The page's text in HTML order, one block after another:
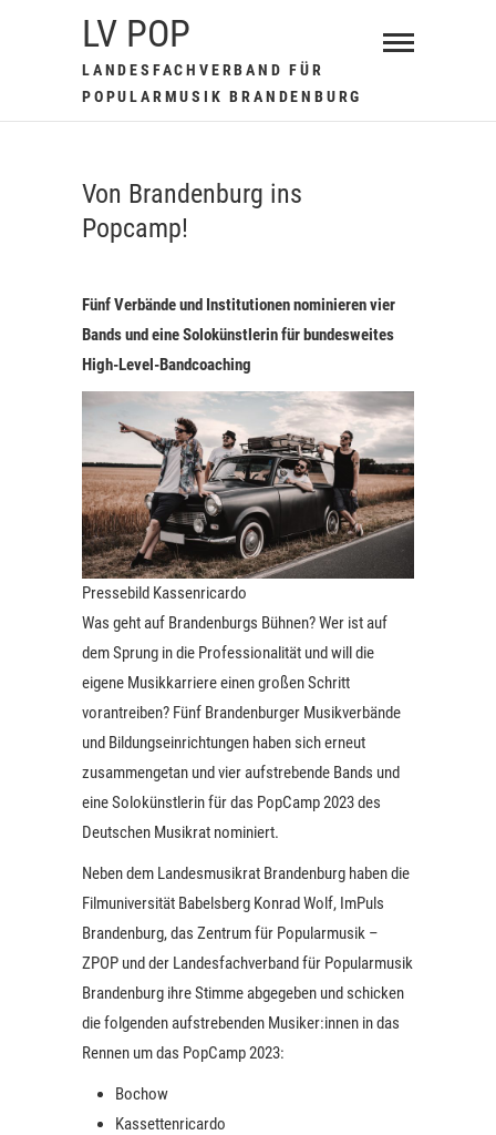
LV POP
LANDESFACHVERBAND FÜR
POPULARMUSIK BRANDENBURG
Von Brandenburg ins
Popcamp!
Fünf Verbände und Institutionen nominieren vier
Bands und eine Solokünstlerin für bundesweites
High-Level-Bandcoaching
Pressebild Kassenricardo
Was geht auf Brandenburgs Bühnen? Wer ist auf
dem Sprung in die Professionalität und will die
eigene Musikkarriere einen großen Schritt
vorantreiben? Fünf Brandenburger Musikverbände
und Bildungseinrichtungen haben sich erneut
zusammengetan und vier aufstrebende Bands und
eine Solokünstlerin für das PopCamp 2023 des
Deutschen Musikrat nominiert.
Neben dem Landesmusikrat Brandenburg haben die
Filmuniversität Babelsberg Konrad Wolf, ImPuls
Brandenburg, das Zentrum für Popularmusik –
ZPOP und der Landesfachverband für Popularmusik
Brandenburg ihre Stimme abgegeben und schicken
die folgenden aufstrebenden Musiker:innen in das
Rennen um das PopCamp 2023:
Bochow
Kassettenricardo